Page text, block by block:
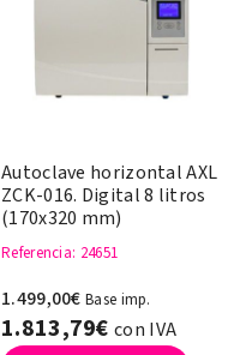
Autoclave horizontal AXL
ZCK-016. Digital 8 litros
(170x320 mm)
Referencia: 24651
1.499,00€ Base imp.
1.813,79€ con IVA